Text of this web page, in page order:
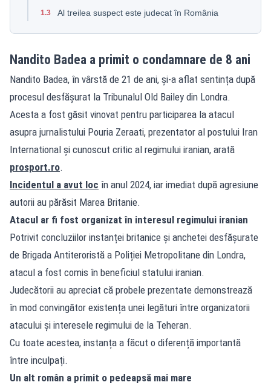
1.3 Al treilea suspect este judecat în România
Nandito Badea a primit o condamnare de 8 ani
Nandito Badea, în vârstă de 21 de ani, și-a aflat sentința după
procesul desfășurat la Tribunalul Old Bailey din Londra.
Acesta a fost găsit vinovat pentru participarea la atacul
asupra jurnalistului Pouria Zeraati, prezentator al postului Iran
International și cunoscut critic al regimului iranian, arată
prosport.ro.
Incidentul a avut loc în anul 2024, iar imediat după agresiune
autorii au părăsit Marea Britanie.
Atacul ar fi fost organizat în interesul regimului iranian
Potrivit concluziilor instanței britanice și anchetei desfășurate
de Brigada Antiteroristă a Poliției Metropolitane din Londra,
atacul a fost comis în beneficiul statului iranian.
Judecătorii au apreciat că probele prezentate demonstrează
în mod convingător existența unei legături între organizatorii
atacului și interesele regimului de la Teheran.
Cu toate acestea, instanța a făcut o diferență importantă
între inculpați.
Un alt român a primit o pedeapsă mai mare